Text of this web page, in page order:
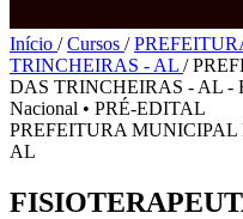
Início / Cursos /
TRINCHEIRAS - AL /
DAS TRINCHEIRAS - AL -
Nacional • PRÉ-EDITAL
PREFEITURA
AL